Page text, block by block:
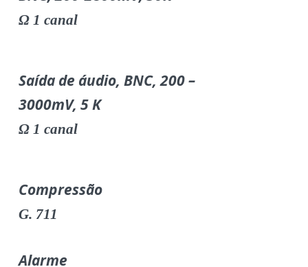
Ω 1 canal
Saída de áudio, BNC, 200 –
3000mV, 5 K
Ω 1 canal
Compressão
G. 711
Alarme